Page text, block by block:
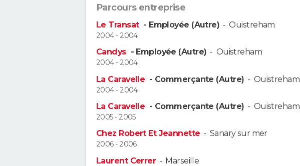
Parcours entreprise
Le Transat - Employée (Autre) -Ouistreham
2004 - 2004
Candys - Employée (Autre) - Ouistreham
2004 - 2004
La Caravelle - Commerçante (Autre) - Ouistreham
2004 - 2004
La Caravelle - Commerçante (Autre) - Ouistreham
2005 - 2005
Chez Robert Et Jeannette - Sanary sur mer
2006 - 2006
Laurent Cerrer- Marseille